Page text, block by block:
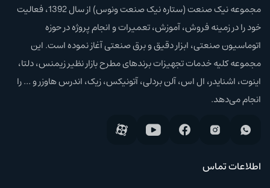
مجموعه نیک صنعت (ستاره نیک صنعت ونوس) از سال 1392، فعالیت
خود را در زمینه فروش، آموزش،‌ تعمیرات و انجام پروژه در حوزه
اتوماسیون صنعتی، ابزار دقیق و برق صنعتی آغاز نموده است. این
مجموعه کلیه خدمات تجهیزات برند‌های مطرح بازار نظیر زیمنس، دلتا،
اینوت، اشنایدر، ال اس، آلن بردلی، آتونیکس، زیک، اندرس هاوزر و ... را
انجام می‌دهد.
اطلاعات تماس